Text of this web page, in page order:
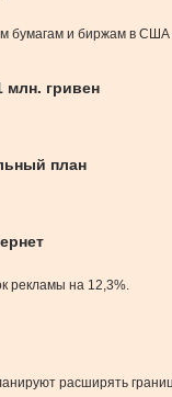
и биржам в США
гривен
план
рекламы на 12,3%.
расширять